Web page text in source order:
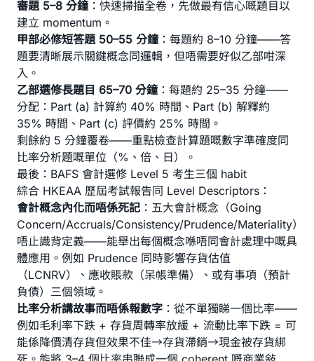
審題 5–8 分鐘：快速掃描全卷，先做最有信心嘅題目以
建立 momentum。
甲部必修短答題 50–55 分鐘：每題約 8–10 分鐘——答
題要清晰展示關鍵概念同邏輯，但唔需要好似乙部咁深
入。
乙部選修長題目 65–70 分鐘：每題約 25–35 分鐘——
分配：Part (a) 計算約 40% 時間、Part (b) 解釋約
35% 時間、Part (c) 評價約 25% 時間。
剩餘約 5 分鐘覆卷——重點檢查計算題嘅數字準確度同
比率分析題嘅單位（%、倍、日）。
最後：BAFS 會計選修 Level 5 考生三個 habit
綜合 HKEAA 歷屆考試報告同 Level Descriptors：
會計概念內化而唔係死記 ：五大會計概念（Going
Concern/Accruals/Consistency/Prudence/Materiality）
唔止識背定義——能舉出每個概念喺唔同會計處理中嘅具
體應用。例如 Prudence 同時影響存貨估值
（LCNRV）、應收賬款（呆帳準備）、或有事項（預計
負債）三個領域。
比率分析講故事而唔係報數字 ：從不單獨睇一個比率——
例如毛利率下跌 + 存貨周轉率放緩 + 流動比率下跌 = 可
能係降價清存貨但效果不佳→存貨滯銷→現金被存貨綁